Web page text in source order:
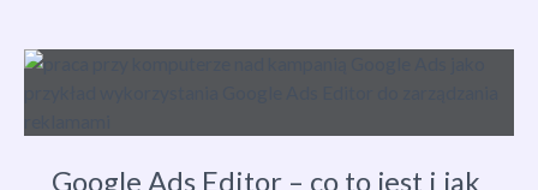
po
Google Ads Editor – co to jest i jak